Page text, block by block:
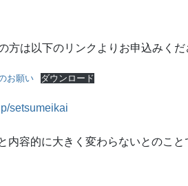
は以下のリンクよりお申込みくだ
お願い ダウンロード
setsumeikai
容的に大きく変わらないとのこと